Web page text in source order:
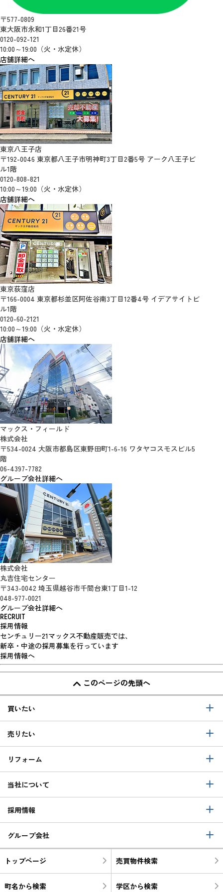
〒577-0809
東大阪市永和1丁目26番21号
0120-092-121
10:00～19:00（火・水定休）
店舗詳細へ
東京八王子店
〒192-0046 東京都八王子市明神町3丁目2番5号 アーク八王子ビ
ル1階
0120-808-821
10:00～19:00（火・水定休）
店舗詳細へ
東京荻窪店
〒166-0004 東京都杉並区阿佐谷南3丁目12番4号 イデアサイトビ
ル1階
0120-60-2121
10:00～19:00（火・水定休）
店舗詳細へ
マックス・フィールド
株式会社
〒534-0024 大阪市都島区東野田町1-6-16 ワタヤコスモスビル5
階
06-4397-7782
グループ会社詳細へ
株式会社
丸吉住宅センター
〒343-0042 埼玉県越谷市千間台東1丁目1-12
048-977-0021
グループ会社詳細へ
RECRUIT
採用情報
センチュリー21マックス不動産販売では、
新卒・中途の採用募集を行っています
採用情報へ
このページの先頭へ
買いたい
売りたい
リフォーム
当社について
採用情報
グループ会社
トップページ 売買物件検索
町名から検索 学区から検索